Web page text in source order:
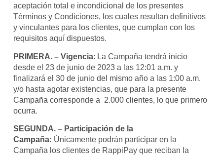
aceptación total e incondicional de los presentes
Términos y Condiciones, los cuales resultan definitivos
y vinculantes para los clientes, que cumplan con los
requisitos aquí dispuestos.
PRIMERA. – Vigencia: La Campaña tendrá inicio
desde el 23 de junio de 2023 a las 12:01 a.m. y
finalizará el 30 de junio del mismo año a las 1:00 a.m.
y/o hasta agotar existencias, que para la presente
Campaña corresponde a 2.000 clientes, lo que primero
ocurra.
SEGUNDA. – Participación de la
Campaña: Únicamente podrán participar en la
Campaña los clientes de RappiPay que reciban la